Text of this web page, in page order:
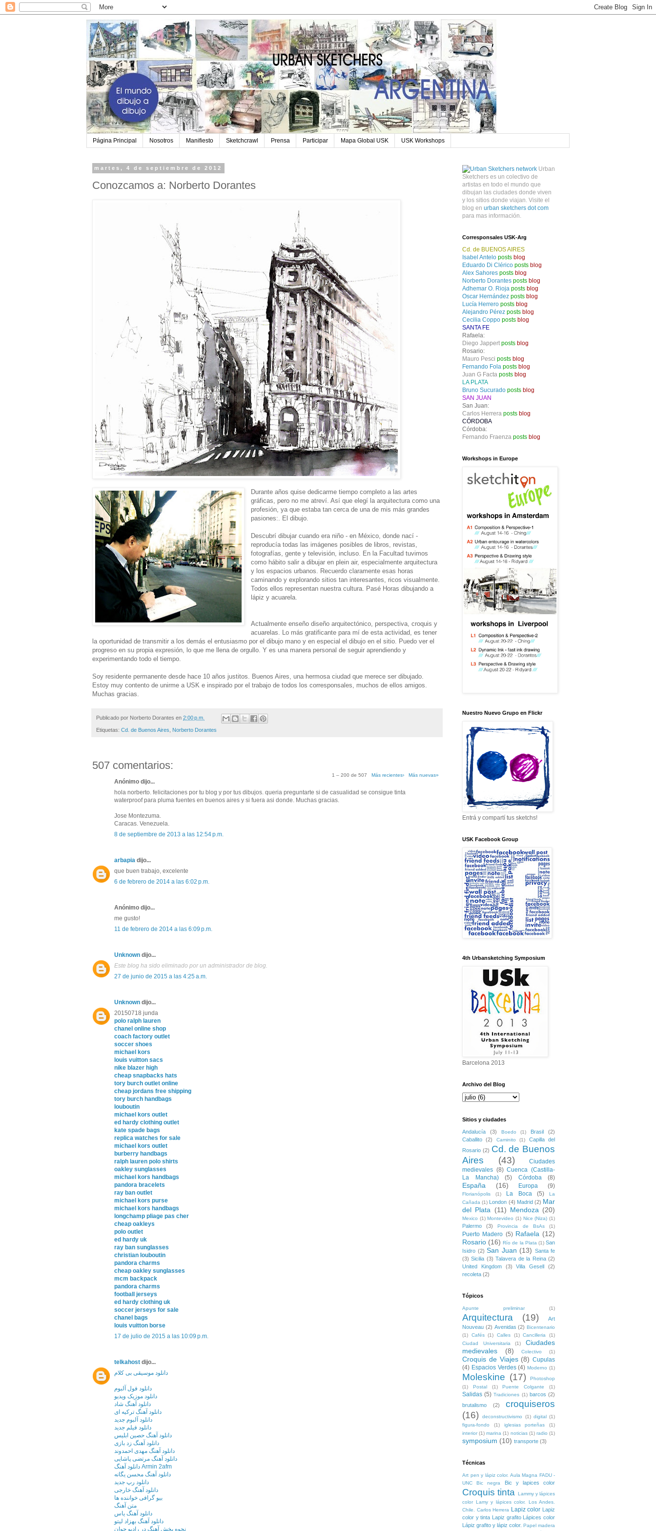
Página Principal Nosotros Manifiesto Sketchcrawl Prensa Participar Mapa Global USK USK Workshops
martes, 4 de septiembre de 2012
Conozcamos a: Norberto Dorantes
Durante años quise dedicarme tiempo completo a las artes
gráficas, pero no me atreví. Así que elegí la arquitectura como una
profesión, ya que estaba tan cerca de una de mis más grandes
pasiones:. El dibujo.
Descubrí dibujar cuando era niño - en México, donde nací -
reproducía todas las imágenes posibles de libros, revistas,
fotografías, gente y televisión, incluso. En la Facultad tuvimos
como hábito salir a dibujar en plein air, especialmente arquitectura
y los espacios urbanos. Recuerdo claramente esas horas
caminando y explorando sitios tan interesantes, ricos visualmente.
Todos ellos representan nuestra cultura. Pasé Horas dibujando a
lápiz y acuarela.
Actualmente enseño diseño arquitectónico, perspectiva, croquis y
acuarelas. Lo más gratificante para mí de esta actividad, es tener
la oportunidad de transmitir a los demás el entusiasmo por el dibujo mano y en especial el dibujo en el sitio. Puedo ver el
progreso en su propia expresión, lo que me llena de orgullo. Y es una manera personal de seguir aprendiendo y
experimentando todo el tiempo.
Soy residente permanente desde hace 10 años justitos. Buenos Aires, una hermosa ciudad que merece ser dibujado.
Estoy muy contento de unirme a USK e inspirado por el trabajo de todos los corresponsales, muchos de ellos amigos.
Muchas gracias.
Publicado por Norberto Dorantes en 2:00 p.m.
Etiquetas: Cd. de Buenos Aires Norberto Dorantes
507 comentarios:
1 – 200 de 507 Más recientes› Más nuevas»
Anónimo dijo...
hola norberto. felicitaciones por tu blog y por tus dibujos. queria preguntarte si de casualidad se consigue tinta
waterproof para pluma fuentes en buenos aires y si fuera asi donde. Muchas gracias.
Jose Montezuma.
Caracas. Venezuela.
8 de septiembre de 2013 a las 12:54 p.m.
arbapia dijo...
que buen trabajo, excelente
6 de febrero de 2014 a las 6:02 p.m.
Anónimo dijo...
me gusto!
11 de febrero de 2014 a las 6:09 p.m.
Unknown dijo...
Este blog ha sido eliminado por un administrador de blog.
27 de junio de 2015 a las 4:25 a.m.
Unknown dijo...
20150718 junda
polo ralph lauren
chanel online shop
coach factory outlet
soccer shoes
michael kors
louis vuitton sacs
nike blazer high
cheap snapbacks hats
tory burch outlet online
cheap jordans free shipping
tory burch handbags
louboutin
michael kors outlet
ed hardy clothing outlet
kate spade bags
replica watches for sale
michael kors outlet
burberry handbags
ralph lauren polo shirts
oakley sunglasses
michael kors handbags
pandora bracelets
ray ban outlet
michael kors purse
michael kors handbags
longchamp pliage pas cher
cheap oakleys
polo outlet
ed hardy uk
ray ban sunglasses
christian louboutin
pandora charms
cheap oakley sunglasses
mcm backpack
pandora charms
football jerseys
ed hardy clothing uk
soccer jerseys for sale
chanel bags
louis vuitton borse
17 de julio de 2015 a las 10:09 p.m.
telkahost dijo...
دانلود موسیقی بی کلام
دانلود فول آلبوم
دانلود موزیک ویدیو
دانلود آهنگ شاد
دانلود آهنگ ترکیه ای
دانلود آلبوم جدید
دانلود فیلم جدید
دانلود آهنگ حصین ابلیس
دانلود آهنگ زد بازی
دانلود آهنگ مهدی احمدوند
دانلود آهنگ مرتضی پاشایی
دانلود آهنگ Armin 2afm
دانلود آهنگ محسن یگانه
دانلود رپ جدید
دانلود آهنگ خارجی
بیو گرافی خواننده ها
متن آهنگ
دانلود آهنگ یاس
دانلود آهنگ بهزاد لیتو
نحوه پخش آهنگ در رادیو جوان
Urban
Sketchers es un colectivo de
artistas en todo el mundo que
dibujan las ciudades donde viven
y los sitios donde viajan. Visite el
blog en urban sketchers dot com
para mas información.
Corresponsales USK-Arg
Cd. de BUENOS AIRES
Isabel Antelo posts blog
Eduardo Di Clérico posts blog
Alex Sahores posts blog
Norberto Dorantes posts blog
Adhemar O. Rioja posts blog
Oscar Hernández posts blog
Lucía Herrero posts blog
Alejandro Pérez posts blog
Cecilia Coppo posts blog
SANTA FE
Rafaela:
Diego Jappert posts blog
Rosario:
Mauro Pesci posts blog
Fernando Fola posts blog
Juan G Facta posts blog
LA PLATA
Bruno Sucurado posts blog
SAN JUAN
San Juan:
Carlos Herrera posts blog
CÓRDOBA
Córdoba:
Fernando Fraenza posts blog
Workshops in Europe
Nuestro Nuevo Grupo en Flickr
Entrá y compartí tus sketchs!
USK Facebook Group
4th Urbansketching Symposium
Barcelona 2013
Archivo del Blog
Sitios y ciudades
Andalucía (3) Boedo (1) Brasil
(2)
Caballito
(2) Caminito (1)
Capilla del
Rosario (2) Cd. de Buenos
Aires
(43)
Ciudades
medievales (8) Cuenca (Castilla-
La Mancha)
(5) Córdoba (8)
España (16) Europa (9)
Florianópolis (1) La Boca (5)
La
Cañada (1) London (4) Madrid (2) Mar
del Plata (11) Mendoza (20)
Mexico (1) Montevideo (1) Nice (Niza) (1)
Palermo (3) Provincia de BsAs (1)
Puerto Madero (5) Rafaela (12)
Rosario (16) Río de la Plata (1) San
Isidro (2) San Juan (13) Santa fe
(3) Sicilia (3) Talavera de la Reina (2)
United Kingdom
(3) Villa Gesell
(2)
recoleta (2)
Tópicos
Apunte preliminar (1)
Arquitectura (19)
Art
Nouveau (2) Avenidas (2) Bicentenario
(1)
Cafés (1) Calles (1) Cancilleria
(1)
Ciudad Universitaria
(1)
Ciudades
medievales
(8) Colectivo (1)
Croquis de Viajes (8) Cupulas
(4) Espacios Verdes (4) Moderno (1)
Moleskine (17)
Photoshop
(1)
Postal (1) Puente Colgante (1)
Salidas (5) Tradiciones (1) barcos (2)
brutalismo
(2)
croquiseros
(16)
deconstructivismo (1) digital
(1)
figura-fondo
(1) iglesias porteñas
(1)
interior (1) marina (1) noticias (1) radio (1)
symposium (10) transporte (3)
Técnicas
Art pen y lápiz color. Aula Magna FADU -
UNC
Bic negra Bic y lapices color
Croquis tinta
Lammy y lápices
color
Lamy y lápices color. Los Andes.
Chile. Carlos Herrera Lapiz color
Lapiz
color y tinta
Lapiz grafito
Lápices color
Lápiz grafito y lápiz color. Papel madera